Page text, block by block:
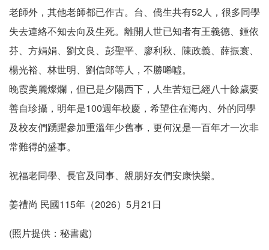
老師外，其他老師都已作古。台、僑生共有52人，很多同學
失去連絡不知去向及生死。離開人世已知者有王義德、鍾依
芬、方娟娟、劉文良、彭聖平、廖利秋、陳政義、薛振寰、
楊光裕、林世明、劉信郎等人，不勝唏噓。
晚霞美麗燦爛，但已是夕陽西下，人生苦短已經八十餘歲要
善自珍攝，明年是100週年校慶，希望住在海內、外的同學
及校友們踴躍參加重溫年少舊事，更何況是一百年才一次非
常難得的盛事。
祝福老同學、長官及同事、親朋好友們安康快樂。
姜禮尚 民國115年（2026）5月21日
(照片提供：秘書處)